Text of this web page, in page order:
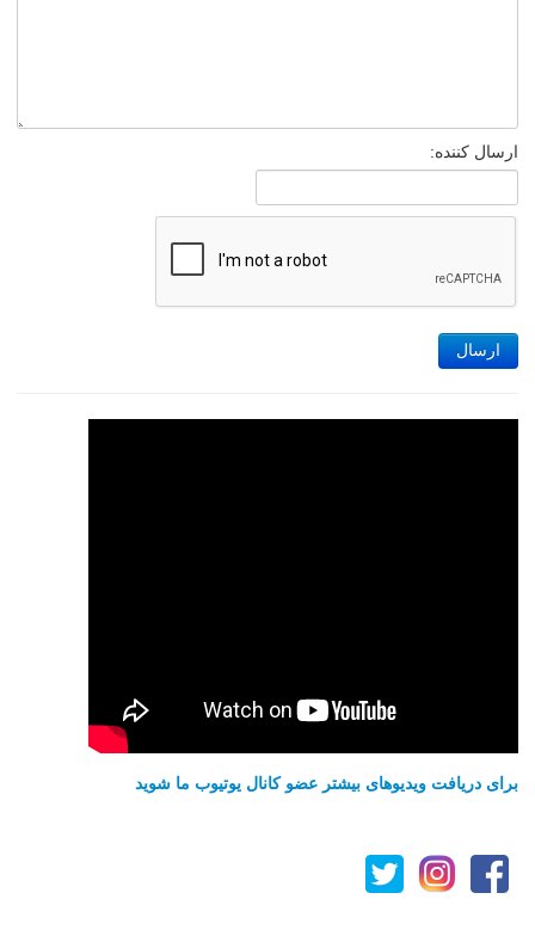
ارسال کننده:
ارسال
برای دریافت ویدیوهای بیشتر عضو کانال یوتیوب ما شوید